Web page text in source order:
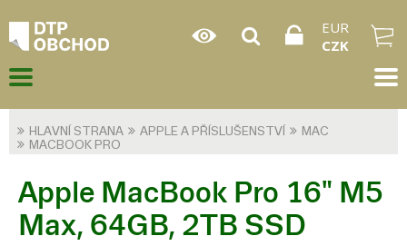
EUR
CZK
HLAVNÍ STRANA APPLE A PŘÍSLUŠENSTVÍ
MAC
MACBOOK PRO
Apple MacBook Pro 16" M5
Max, 64GB, 2TB SSD